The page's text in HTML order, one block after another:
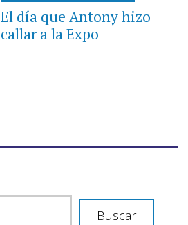
El día que Antony hizo
callar a la Expo
Buscar